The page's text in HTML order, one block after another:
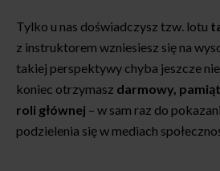
Tylko u nas doświadczysz tzw. lotu
z instruktorem wzniesiesz się na
takiej perspektywy chyba jeszcze nie
koniec otrzymasz darmowy,
roli głównej – w sam raz do
podzielenia się w mediach